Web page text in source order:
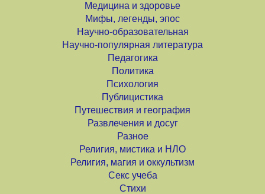
Медицина и здоровье
Мифы, легенды, эпос
Научно-образовательная
Научно-популярная литература
Педагогика
Политика
Психология
Публицистика
Путешествия и география
Развлечения и досуг
Разное
Религия, мистика и НЛО
Религия, магия и оккультизм
Секс учеба
Стихи